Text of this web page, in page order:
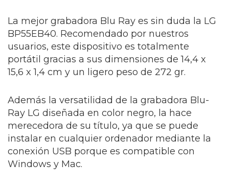
La mejor grabadora Blu Ray es sin duda la LG
BP55EB40. Recomendado por nuestros
usuarios, este dispositivo es totalmente
portátil gracias a sus dimensiones de 14,4 x
15,6 x 1,4 cm y un ligero peso de 272 gr.
Además la versatilidad de la grabadora Blu-
Ray LG diseñada en color negro, la hace
merecedora de su título, ya que se puede
instalar en cualquier ordenador mediante la
conexión USB porque es compatible con
Windows y Mac.